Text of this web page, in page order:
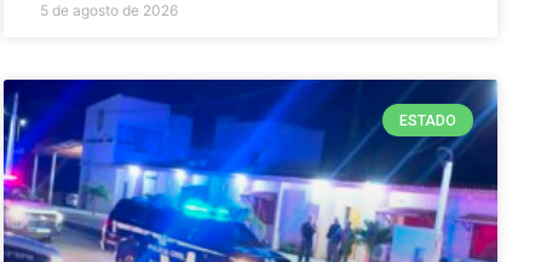
5 de agosto de 2026
ESTADO